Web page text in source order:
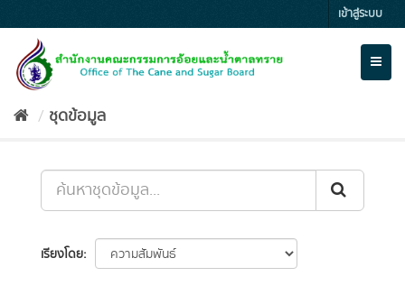
to
content
เข้าสู่ระบบ
ชุดข้อมูล
เรียงโดย